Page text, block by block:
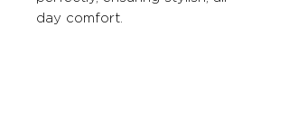
day comfort.